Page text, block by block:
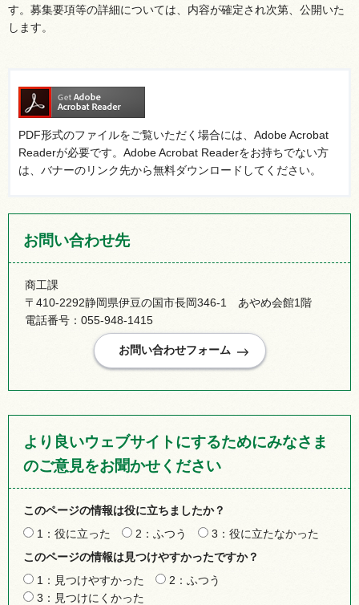
す。募集要項等の詳細については、内容が確定され次第、公開いた
します。
PDF形式のファイルをご覧いただく場合には、Adobe Acrobat
Readerが必要です。Adobe Acrobat Readerをお持ちでない方
は、バナーのリンク先から無料ダウンロードしてください。
お問い合わせ先
商工課
〒410-2292静岡県伊豆の国市長岡346-1 あやめ会館1階
電話番号：055-948-1415
より良いウェブサイトにするためにみなさま
のご意見をお聞かせください
このページの情報は役に立ちましたか？
1：役に立った
2：ふつう
3：役に立たなかった
このページの情報は見つけやすかったですか？
1：見つけやすかった
2：ふつう
3：見つけにくかった